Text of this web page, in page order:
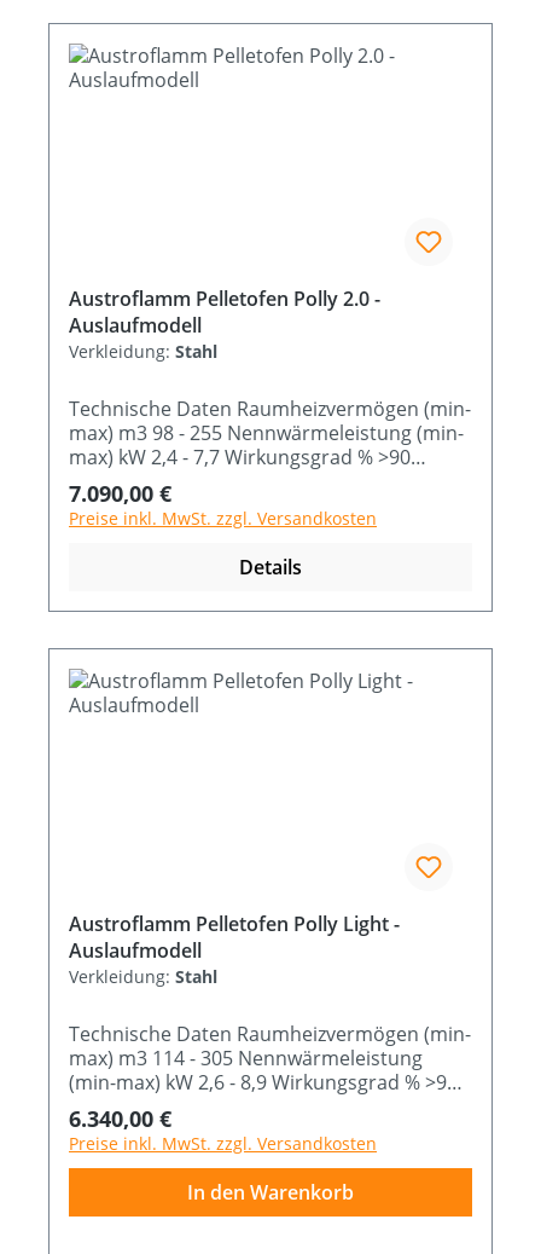
Austroflamm Pelletofen Polly 2.0 -
Auslaufmodell
Verkleidung: Stahl
Technische Daten Raumheizvermögen (min-
max) m3 98 - 255 Nennwärmeleistung (min-
max) kW 2,4 - 7,7 Wirkungsgrad % >90
Brennstoffverbrauch (min-max) Kg/h 0,6 -
1,9 Abmessung B x T x H cm 52 x 49,8 x 110
Regulärer Preis:
7.090,00 €
Preise inkl. MwSt. zzgl. Versandkosten
Details
Austroflamm Pelletofen Polly Light -
Auslaufmodell
Verkleidung: Stahl
Technische Daten Raumheizvermögen (min-
max) m3 114 - 305 Nennwärmeleistung
(min-max) kW 2,6 - 8,9 Wirkungsgrad % >90
Brennstoffverbrauch (min-max) Kg/h 0,7 -
2,2 Abmessung B x T x H cm 52 x 49,8 x 110
Regulärer Preis:
6.340,00 €
Preise inkl. MwSt. zzgl. Versandkosten
In den Warenkorb